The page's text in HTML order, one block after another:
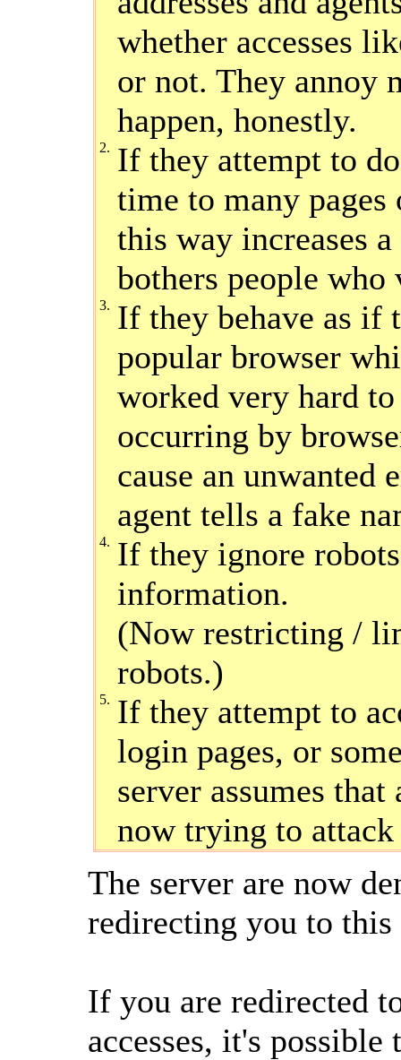
whether accesses
or not. They annoy
happen, honestly.
2. If they attempt to
time to many pages
this way increases
bothers people who
3. If they behave as if
popular browser
worked very hard
occurring by
cause an unwanted
agent tells a fake
4. If they ignore
information.
(Now restricting /
robots.)
5. If they attempt to
login pages, or
server assumes
now trying to
The server are now
redirecting you to this
If you are redirected
accesses, it's possible